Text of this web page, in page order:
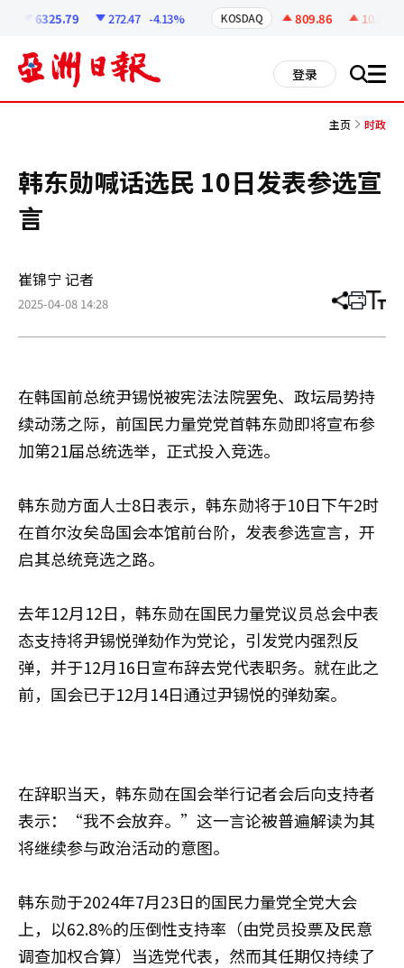
6325.79 272.47 -4.13% KOSDAQ 809.86 10.27
登录 搜 all
主页 时政
韩东勋喊话选民 10日发表参选宣
言
崔锦宁 记者
2025-04-08 14:28 分
章
打 调
小
在韩国前总统尹锡悦被宪法法院罢免、政坛局势持
续动荡之际，前国民力量党党首韩东勋即将宣布参
加第21届总统选举，正式投入竞选。
韩东勋方面人士8日表示，韩东勋将于10日下午2时
在首尔汝矣岛国会本馆前台阶，发表参选宣言，开
启其总统竞选之路。
去年12月12日，韩东勋在国民力量党议员总会中表
态支持将尹锡悦弹劾作为党论，引发党内强烈反
弹，并于12月16日宣布辞去党代表职务。就在此之
前，国会已于12月14日通过尹锡悦的弹劾案。
在辞职当天，韩东勋在国会举行记者会后向支持者
表示：“我不会放弃。”这一言论被普遍解读为其
将继续参与政治活动的意图。
韩东勋于2024年7月23日的国民力量党全党大会
上，以62.8%的压倒性支持率（由党员投票及民意
调查加权合算）当选党代表，然而其任期仅持续了